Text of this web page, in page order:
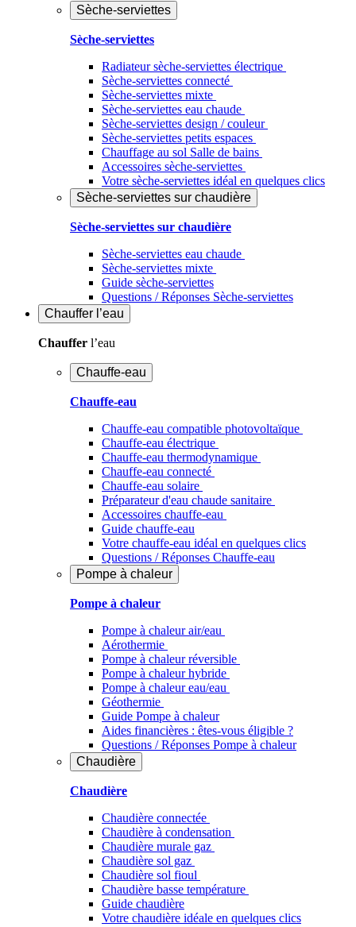
Sèche-serviettes
Sèche-serviettes
Radiateur sèche-serviettes électrique
Sèche-serviettes connecté
Sèche-serviettes mixte
Sèche-serviettes eau chaude
Sèche-serviettes design / couleur
Sèche-serviettes petits espaces
Chauffage au sol Salle de bains
Accessoires sèche-serviettes
Votre sèche-serviettes idéal en quelques clics
Sèche-serviettes sur chaudière
Sèche-serviettes sur chaudière
Sèche-serviettes eau chaude
Sèche-serviettes mixte
Guide sèche-serviettes
Questions / Réponses Sèche-serviettes
Chauffer l’eau
Chauffer l’eau
Chauffe-eau
Chauffe-eau
Chauffe-eau compatible photovoltaïque
Chauffe-eau électrique
Chauffe-eau thermodynamique
Chauffe-eau connecté
Chauffe-eau solaire
Préparateur d'eau chaude sanitaire
Accessoires chauffe-eau
Guide chauffe-eau
Votre chauffe-eau idéal en quelques clics
Questions / Réponses Chauffe-eau
Pompe à chaleur
Pompe à chaleur
Pompe à chaleur air/eau
Aérothermie
Pompe à chaleur réversible
Pompe à chaleur hybride
Pompe à chaleur​ eau/eau
Géothermie
Guide Pompe à chaleur
Aides financières : êtes-vous éligible ?
Questions / Réponses Pompe à chaleur
Chaudière
Chaudière
Chaudière connectée
Chaudière à condensation
Chaudière murale gaz
Chaudière sol gaz
Chaudière sol fioul
Chaudière basse température
Guide chaudière
Votre chaudière idéale en quelques clics